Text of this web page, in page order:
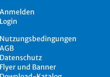
Anmelden
Login
Nutzungsbedingungen
AGB
Datenschutz
Flyer und Banner